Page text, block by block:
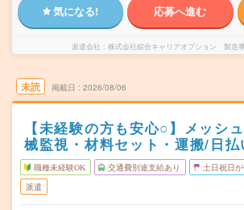
気になる! 応募へ進む
派遣会社 株式会社綜合キャリアオプション 製造事
未読 掲載日 2026/08/06
【未経験の方も安心○】メッシ
械監視・材料セット・運搬/日
職種未経験OK 交通費別途支給あり 土日祝日
派遣